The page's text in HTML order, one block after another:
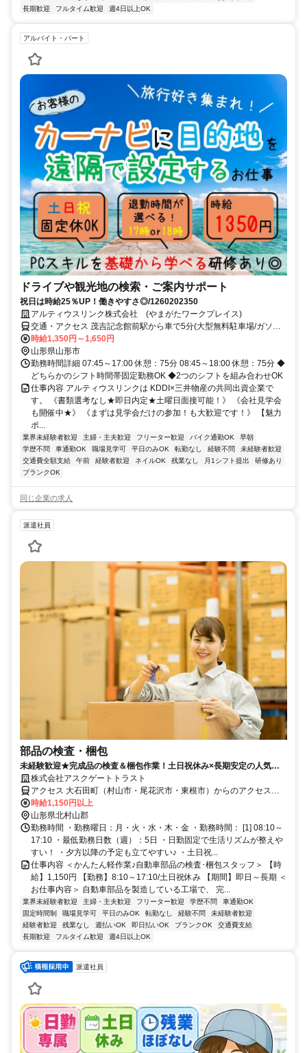
長期歓迎
フルタイム歓迎 週4日以上OK
アルバイト・パート
ドライブや観光地の検索・ご案内サポート
祝日は時給25％UP！働きやすさ◎/1260202350
アルティウスリンク株式会社 (やまがたワークプレイス)
交通・アクセス 茂吉記念館前駅から車で5分(大型無料駐車場/ガソリ
ン代支給)
時給1,350円～1,650円
山形県山形市
勤務時間詳細 07:45～17:00 休憩：75分 08:45～18:00 休憩：75分 ◆
どちらかのシフト時間帯固定勤務OK ◆2つのシフトを組み合わせOK
仕事内容 アルティウスリンクは KDDI×三井物産の共同出資企業で
す。 《書類選考なし★即日内定★土曜日面接可能！》 《会社見学会
も開催中★》 《まずは見学会だけの参加！も大歓迎です！》 【魅力
ポ...
業界未経験者歓迎 主婦・主夫歓迎 フリーター歓迎 バイク通勤OK
早朝
学歴不問
車通勤OK 職場見学可 平日のみOK 転勤なし 経験不問
未経験者歓迎
交通費全額支給
午前 経験者歓迎 ネイルOK 残業なし 月1シフト提出
研修あり
ブランクOK
同じ企業の求人
派遣社員
部品の検査・梱包
未経験歓迎★完成品の検査＆梱包作業！土日祝休み×長期安定の人気工
場ワーク♪
株式会社アスクゲートトラスト
アクセス 大石田町（村山市・尾花沢市・東根市）からのアクセス良
好！
時給1,150円以上
山形県北村山郡
勤務時間 ・勤務曜日：月・火・水・木・金 ・勤務時間： [1] 08:10～
17:10 ・最低勤務日数（週）：5日 ・日勤固定で生活リズムが整えや
すい！ ・夕方以降の予定も立てやすい♪ ・土日祝...
仕事内容 ＜かんたん軽作業♪自動車部品の検査･梱包スタッフ＞ 【時
給】1,150円 【勤務】8:10～17:10/土日祝休み 【期間】即日～長期 ＜
お仕事内容＞ 自動車部品を製造している工場で、 完...
業界未経験者歓迎 主婦・主夫歓迎 フリーター歓迎 学歴不問
車通勤OK
固定時間制
職場見学可 平日のみOK 転勤なし 経験不問
未経験者歓迎
経験者歓迎
残業なし 週払いOK 即日払いOK ブランクOK
交通費支給
長期歓迎
フルタイム歓迎 週4日以上OK
派遣社員